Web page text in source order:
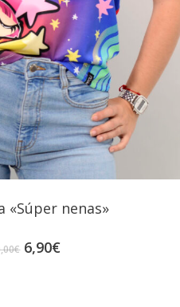
«Súper nenas»
€ El
6,90€El